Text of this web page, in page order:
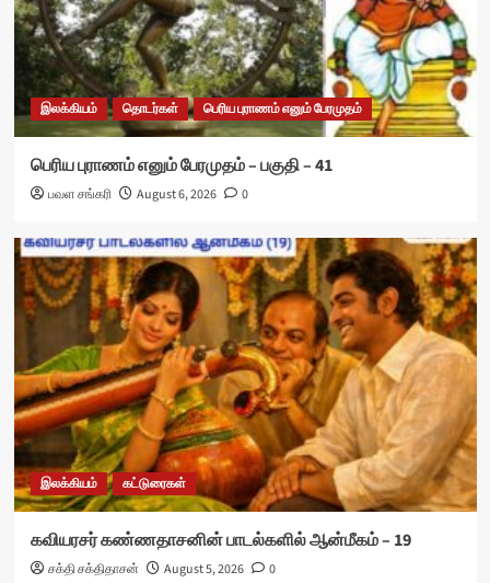
இலக்கியம் தொடர்கள் பெரிய புராணம் எனும் பேரமுதம்
பெரிய புராணம் எனும் பேரமுதம் – பகுதி – 41
பவள சங்கரி August 6, 2026 0
இலக்கியம் கட்டுரைகள்
கவியரசர் கண்ணதாசனின் பாடல்களில் ஆன்மீகம் – 19
சக்தி சக்திதாசன் August 5, 2026 0